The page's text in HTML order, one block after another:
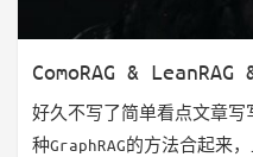
ComoRAG &
好久不写了简单看点文章写
种GraphRAG的方法合起来